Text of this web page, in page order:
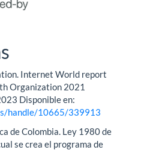
Internet World report
Organization 2021
Disponible en:
handle/10665/339913
de Colombia. Ley 1980 de
se crea el programa de